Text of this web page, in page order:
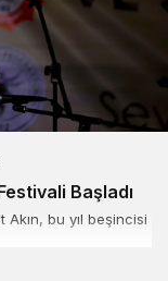
Başladı
Akın, bu yıl beşincisi